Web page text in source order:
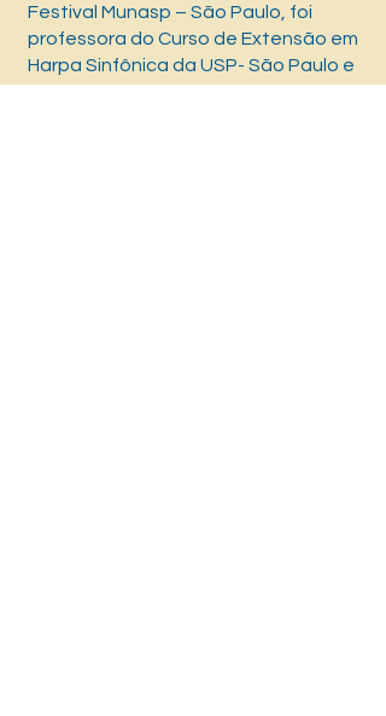
Festival Munasp – São Paulo, foi
professora do Curso de Extensão em
Harpa Sinfônica da USP- São Paulo e